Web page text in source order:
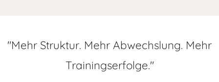
"Mehr Struktur. Mehr Abwechslung. Mehr
Trainingserfolge."